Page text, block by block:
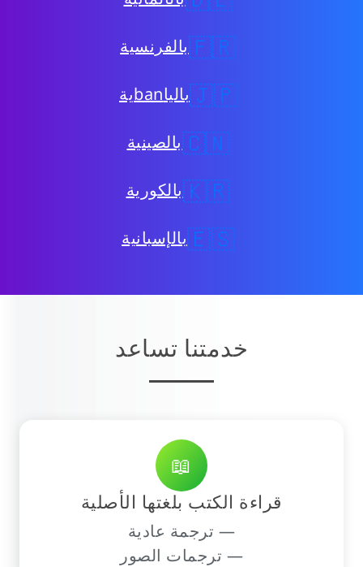
🇫🇷بالفرنسية
🇯🇵بالياbanية
🇨🇳بالصينية
🇰🇷بالكورية
🇪🇸بالإسبانية
خدمتنا تساعد
📖
قراءة الكتب بلغتها الأصلية
— ترجمة عادية
— ترجمات الصور